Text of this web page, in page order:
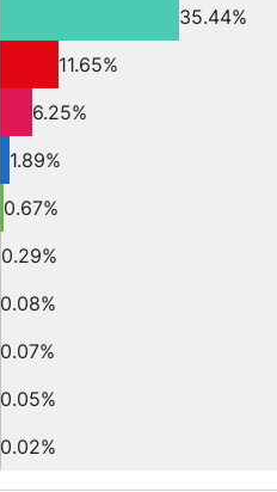
35.44%
11.65%
6.25%
1.89%
0.67%
0.29%
0.08%
0.07%
0.05%
0.02%